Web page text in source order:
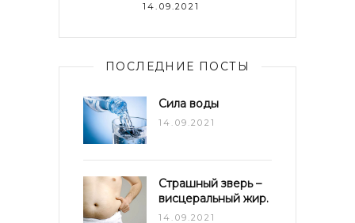
14.09.2021
ПОСЛЕДНИЕ ПОСТЫ
Сила воды
14.09.2021
Страшный зверь –
висцеральный жир.
14.09.2021